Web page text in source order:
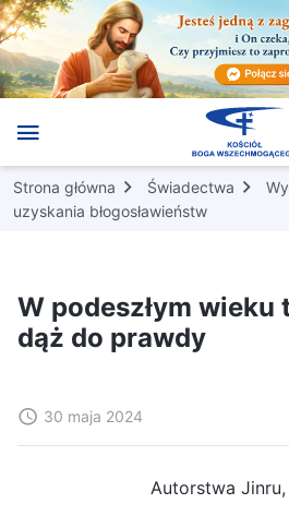
Strona główna Świadectwa
uzyskania błogosławieństw
W podeszłym wieku
dąż do prawdy
30 maja 2024
Autorstwa